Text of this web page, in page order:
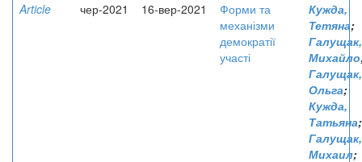
Article
чер-2021 16-вер-2021
Форми та
механізми
демократії
участі
Кужда,
Тетяна;
Галущак,
Михайло
Галущак,
Ольга;
Кужда,
Татьяна;
Галущак,
Михаил;